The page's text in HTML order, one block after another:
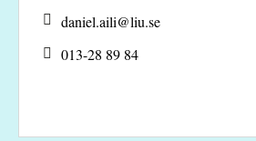
daniel.aili@liu.se
013-28 89 84